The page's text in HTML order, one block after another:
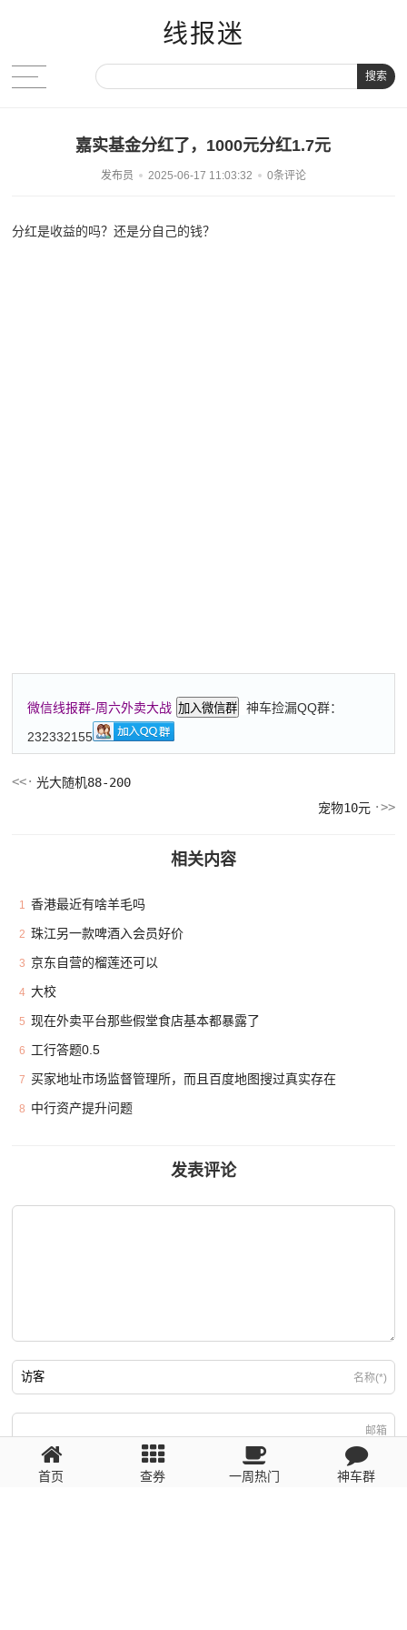
线报迷
搜索
嘉实基金分红了，1000元分红1.7元
发布员 2025-06-17 11:03:32 0条评论
分红是收益的吗？还是分自己的钱？
微信线报群-周六外卖大战 加入微信群
神车捡漏QQ群：
232332155
光大随机88-200
宠物10元
相关内容
1 香港最近有啥羊毛吗
2 珠江另一款啤酒入会员好价
3 京东自营的榴莲还可以
4 大校
5 现在外卖平台那些假堂食店基本都暴露了
6 工行答题0.5
7 买家地址市场监督管理所，而且百度地图搜过真实存在
8 中行资产提升问题
发表评论
名称(*)
邮箱
回复需填写必要信息
首页 查券 一周热门 神车群